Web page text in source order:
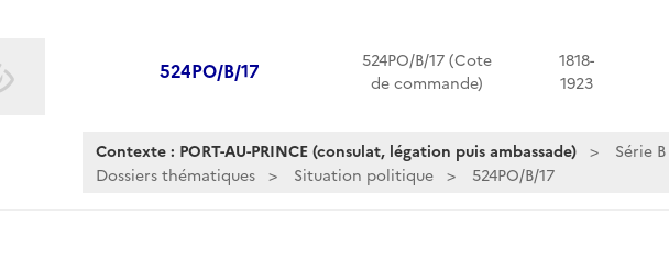
524PO/B/17
524PO/B/17 (Cote
de commande)
1818-
1923
Contexte : PORT-AU-PRINCE (consulat, légation puis ambassade) Série B
Dossiers thématiques
Situation politique 524PO/B/17